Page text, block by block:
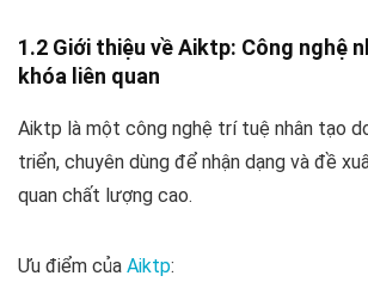
1.2 Giới thiệu về Aiktp: Công nghệ
khóa liên quan
Aiktp là một công nghệ trí tuệ nhân tạo
triển, chuyên dùng để nhận dạng và đề
quan chất lượng cao.
Ưu điểm của Aiktp: